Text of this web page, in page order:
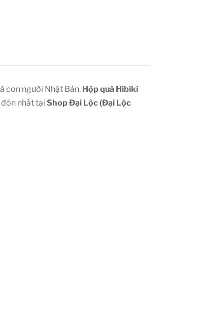
con người Nhật Bản. Hộp quà Hibiki
nhất tại Shop Đại Lộc (Đại Lộc